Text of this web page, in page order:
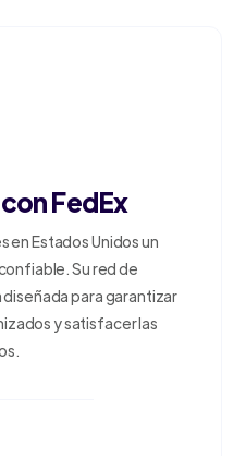
FedEx
en Estados Unidos un
Su red de
para garantizar
y satisfacer las